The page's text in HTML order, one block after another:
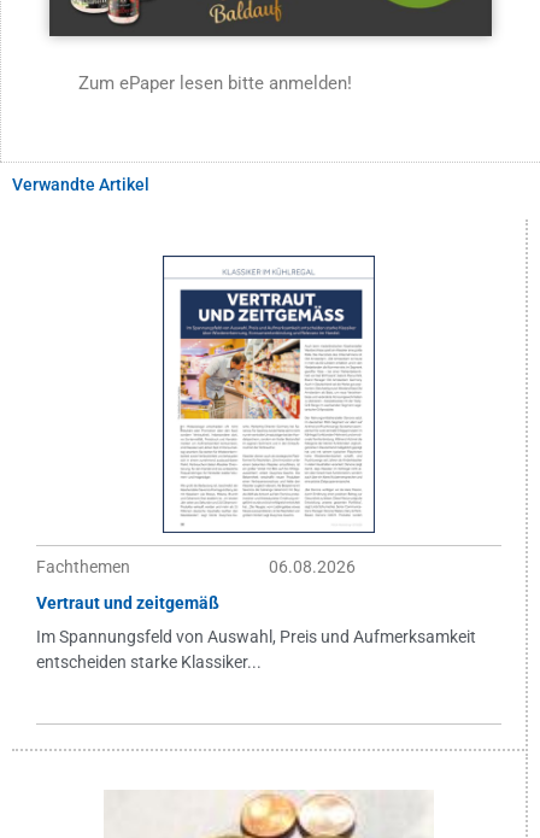
Zum ePaper lesen bitte anmelden!
Verwandte Artikel
Fachthemen
06.08.2026
Vertraut und zeitgemäß
Im Spannungsfeld von Auswahl, Preis und Aufmerksamkeit
entscheiden starke Klassiker...